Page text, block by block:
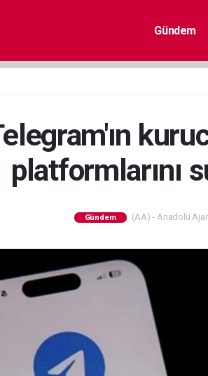
Gündem
platformlarını
Gündem (AA) - Anadolu